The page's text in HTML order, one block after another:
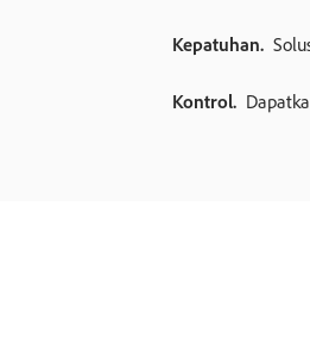
Kepatuhan.
Kontrol.